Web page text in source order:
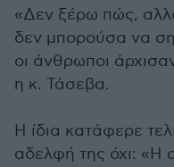
«Δεν ξέρω πώς,
δεν μπορούσα να
οι άνθρωποι
η κ. Τάσεβα.
Η ίδια κατάφερε
αδελφή της όχι: